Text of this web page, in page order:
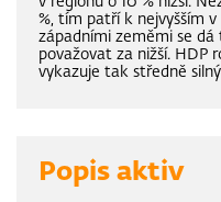
%, tím patří k nejvyšším v
západními zeměmi se
považovat za nižší. HDP
vykazuje tak středně
Popis aktiv